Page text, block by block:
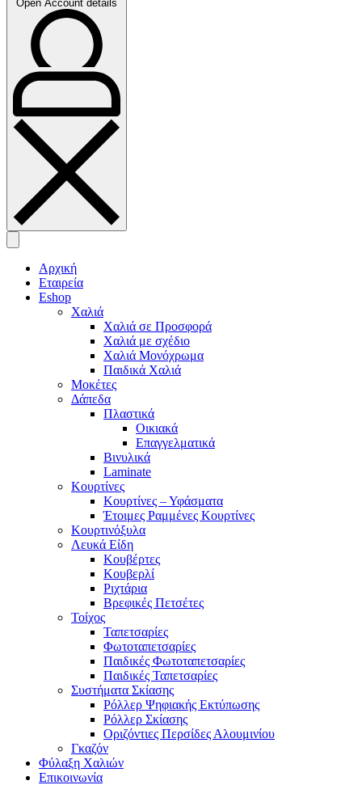
Open Account details
Αρχική
Εταιρεία
Eshop
Χαλιά
Χαλιά σε Προσφορά
Χαλιά με σχέδιο
Χαλιά Μονόχρωμα
Παιδικά Χαλιά
Μοκέτες
Δάπεδα
Πλαστικά
Οικιακά
Επαγγελματικά
Βινυλικά
Laminate
Κουρτίνες
Κουρτίνες – Υφάσματα
Έτοιμες Ραμμένες Κουρτίνες
Κουρτινόξυλα
Λευκά Είδη
Κουβέρτες
Κουβερλί
Ριχτάρια
Βρεφικές Πετσέτες
Τοίχος
Ταπετσαρίες
Φωτοταπετσαρίες
Παιδικές Φωτοταπετσαρίες
Παιδικές Ταπετσαρίες
Συστήματα Σκίασης
Ρόλλερ Ψηφιακής Εκτύπωσης
Ρόλλερ Σκίασης
Οριζόντιες Περσίδες Αλουμινίου
Γκαζόν
Φύλαξη Χαλιών
Επικοινωνία